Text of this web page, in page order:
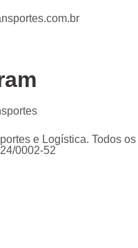
e Logística. Todos os
0002-52